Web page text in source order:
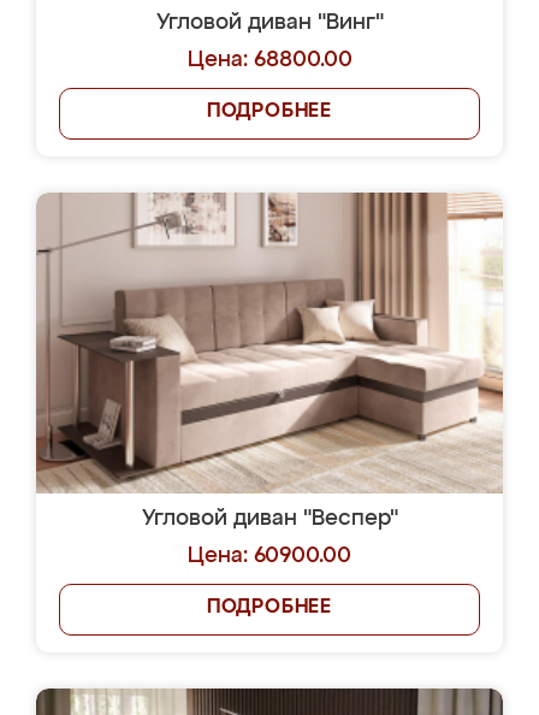
Угловой диван "Винг"
Цена: 68800.00
ПОДРОБНЕЕ
Угловой диван "Веспер"
Цена: 60900.00
ПОДРОБНЕЕ